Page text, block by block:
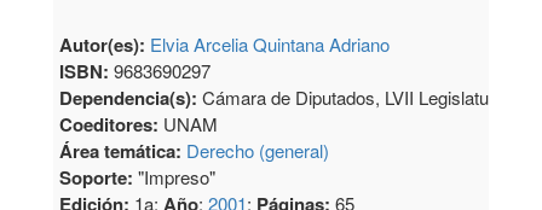
Autor(es): Elvia Arcelia Quintana Adriano
ISBN:9683690297
Dependencia(s):Cámara de Diputados, LVII Legislatura
Coeditores: UNAM
Área temática: Derecho (general)
Soporte: "Impreso"
Edición: 1a; Año:2001; Páginas:65